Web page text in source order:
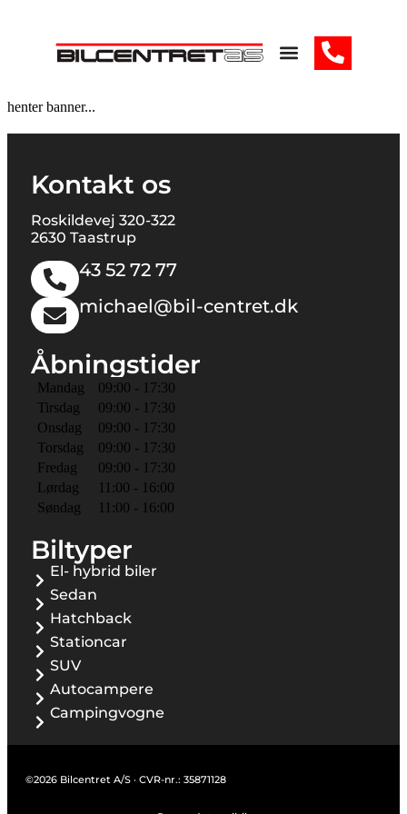
henter banner...
Kontakt os
Roskildevej 320-322
2630 Taastrup
43 52 72 77
michael@bil-centret.dk
Åbningstider
Mandag
09:00 - 17:30
Tirsdag
09:00 - 17:30
Onsdag
09:00 - 17:30
Torsdag
09:00 - 17:30
Fredag
09:00 - 17:30
Lørdag
11:00 - 16:00
Søndag
11:00 - 16:00
Biltyper
El- hybrid biler
Sedan
Hatchback
Stationcar
SUV
Autocampere
Campingvogne
©2026 Bilcentret A/S · CVR-nr.: 35871128